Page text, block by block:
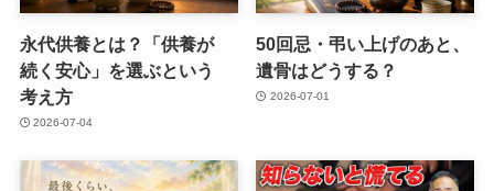
永代供養とは？​「供養が​
続く​安心」を​選ぶと​いう​
考え方
2026-07-04
50回忌・弔い​上げの​あと、​
遺骨は​どうする？
2026-07-01